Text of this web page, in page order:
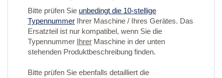
Bitte prüfen Sie unbedingt die 10-stellige
Typennummer Ihrer Maschine / Ihres Gerätes. Das
Ersatzteil ist nur kompatibel, wenn Sie die
Typennummer Ihrer Maschine in der unten
stehenden Produktbeschreibung finden.
Bitte prüfen Sie ebenfalls detailliert die